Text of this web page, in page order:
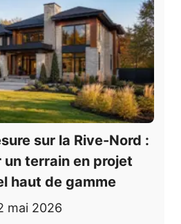
sur la Rive-Nord :
terrain en projet
haut de gamme
mai 2026